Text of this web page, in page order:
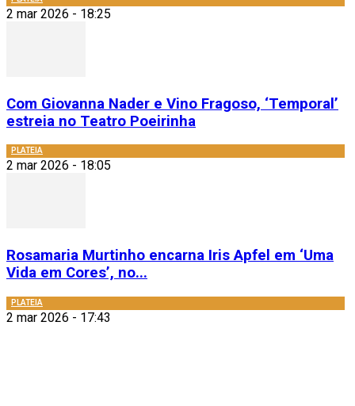
2 mar 2026 - 18:25
Com Giovanna Nader e Vino Fragoso, ‘Temporal’
estreia no Teatro Poeirinha
PLATEIA
2 mar 2026 - 18:05
Rosamaria Murtinho encarna Iris Apfel em ‘Uma
Vida em Cores’, no...
PLATEIA
2 mar 2026 - 17:43